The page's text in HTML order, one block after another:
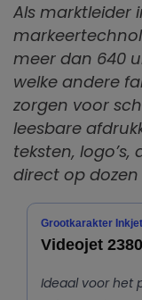
Als marktleider
meer dan 640
welke andere
zorgen voor
leesbare
teksten,
direct op
Grootkarakter
Videojet 2380
Ideaal voor het